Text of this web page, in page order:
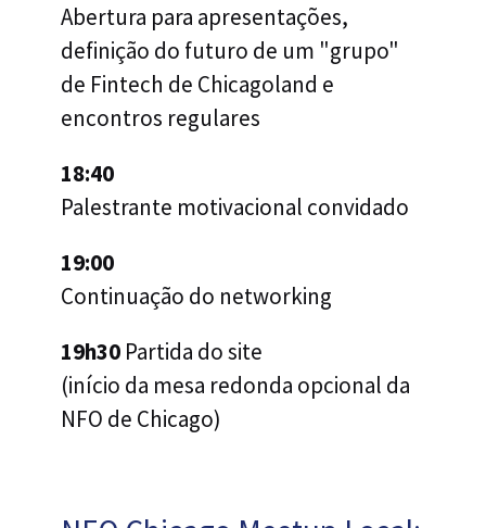
Abertura para apresentações,
definição do futuro de um "grupo"
de Fintech de Chicagoland e
encontros regulares
18:40
Palestrante motivacional convidado
19:00
Continuação do networking
19h30 Partida do site
(início da mesa redonda opcional da
NFO de Chicago)